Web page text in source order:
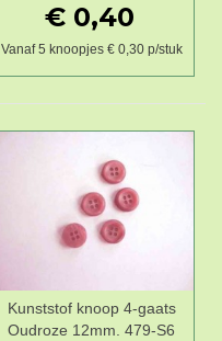
€ 0,40
Vanaf 5 knoopjes € 0,30 p/stuk
Kunststof knoop 4-gaats
Oudroze 12mm. 479-S6